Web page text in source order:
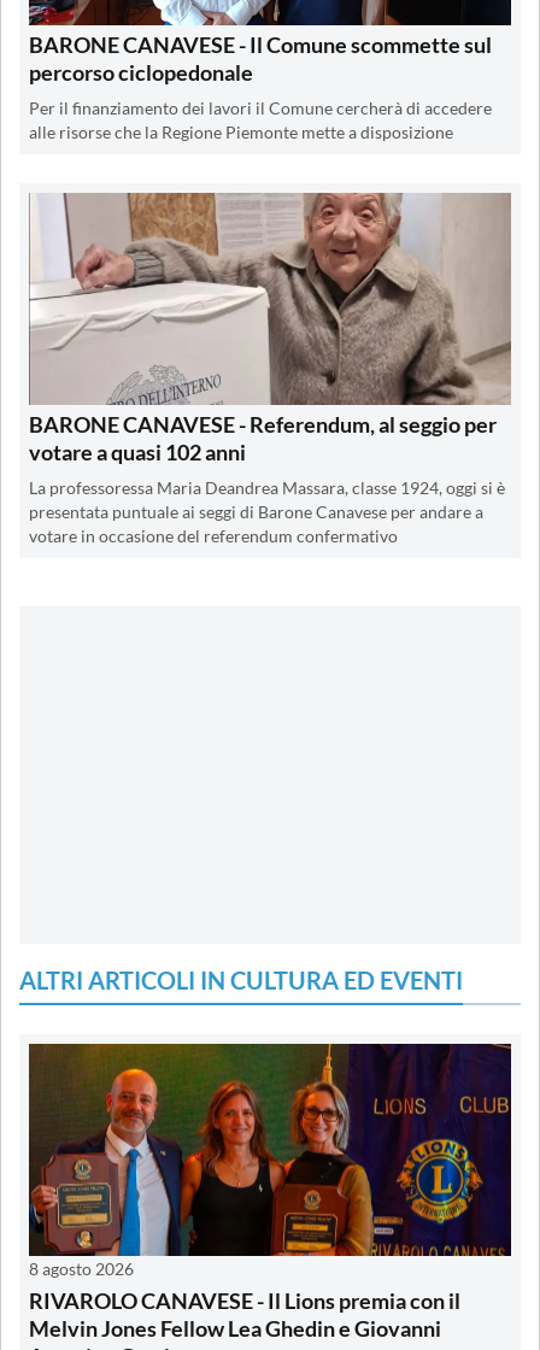
BARONE CANAVESE - Il Comune scommette sul
percorso ciclopedonale
Per il finanziamento dei lavori il Comune cercherà di accedere
alle risorse che la Regione Piemonte mette a disposizione
BARONE CANAVESE - Referendum, al seggio per
votare a quasi 102 anni
La professoressa Maria Deandrea Massara, classe 1924, oggi si è
presentata puntuale ai seggi di Barone Canavese per andare a
votare in occasione del referendum confermativo
ALTRI ARTICOLI IN CULTURA ED EVENTI
8 agosto 2026
RIVAROLO CANAVESE - Il Lions premia con il
Melvin Jones Fellow Lea Ghedin e Giovanni